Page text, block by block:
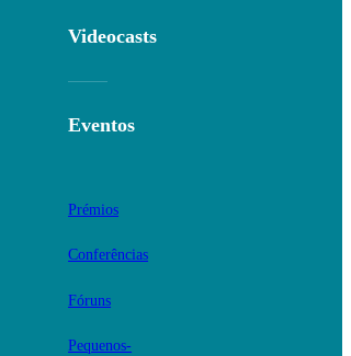
Videocasts
Eventos
Prémios
Conferências
Fóruns
Pequenos-